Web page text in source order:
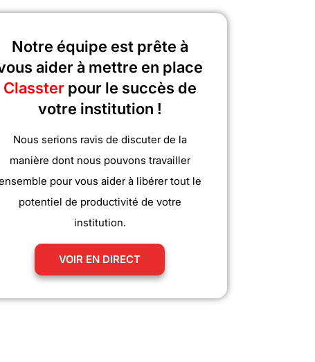
Notre équipe est prête à
aider à mettre en place
Classter pour le succès de
votre institution !
Nous serions ravis de discuter de la
manière dont nous pouvons travailler
pour vous aider à libérer tout le
potentiel de productivité de votre
institution.
VOIR EN DIRECT